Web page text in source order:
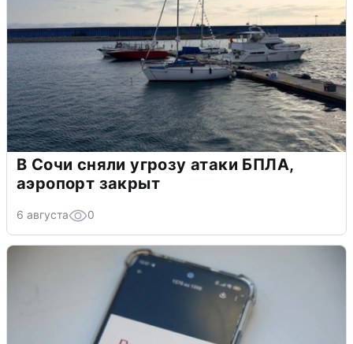
В Сочи сняли угрозу атаки БПЛА,
аэропорт закрыт
6 августа 0